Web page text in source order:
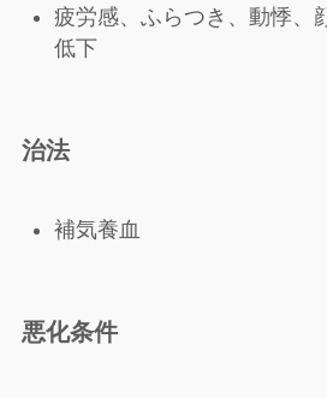
疲労感、ふらつき、動悸、
低下
治法
補気養血
悪化条件